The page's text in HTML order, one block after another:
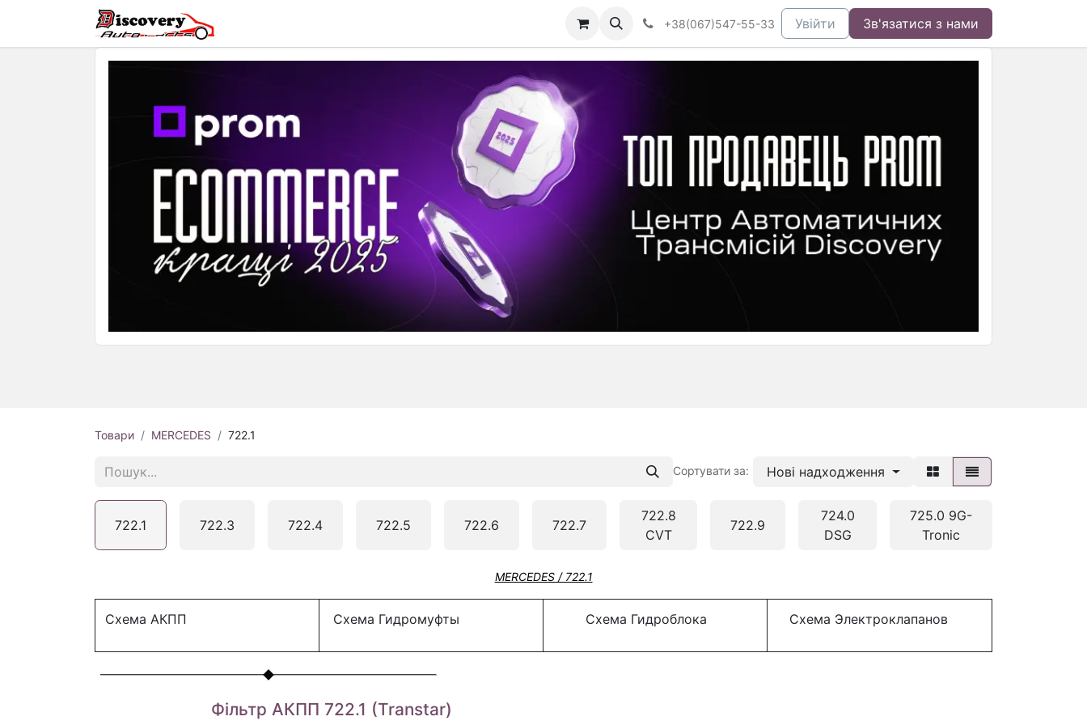
+38(067)547-55-33 Увійти Зв'язатися з нами
Товари MERCEDES 722.1
Сортувати за: Нові надходження
722.1 722.3 722.4 722.5 722.6 722.7
722.8
CVT
722.9
724.0
DSG
725.0 9G-
Tronic
MERCEDES / 722.1
Схема АКПП Схема Гидромуфты Схема Гидроблока Схема Электроклапанов
Фільтр АКПП 722.1 (Transtar)